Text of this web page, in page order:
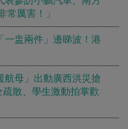
常厲害！」
一盅兩件」邊睇波！港
航母」出動廣西洪災搶
散、學生激動拍掌歡